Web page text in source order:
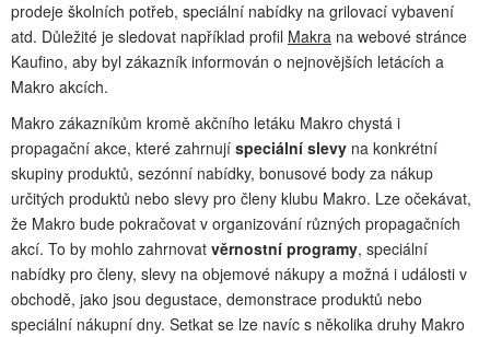
prodeje školních potřeb, speciální nabídky na grilovací vybavení
atd. Důležité je sledovat například profil Makra na webové stránce
Kaufino, aby byl zákazník informován o nejnovějších letácích a
Makro akcích.
Makro zákazníkům kromě akčního letáku Makro chystá i
propagační akce, které zahrnují speciální slevy na konkrétní
skupiny produktů, sezónní nabídky, bonusové body za nákup
určitých produktů nebo slevy pro členy klubu Makro. Lze očekávat,
že Makro bude pokračovat v organizování různých propagačních
akcí. To by mohlo zahrnovat věrnostní programy, speciální
nabídky pro členy, slevy na objemové nákupy a možná i události v
obchodě, jako jsou degustace, demonstrace produktů nebo
speciální nákupní dny. Setkat se lze navíc s několika druhy Makro